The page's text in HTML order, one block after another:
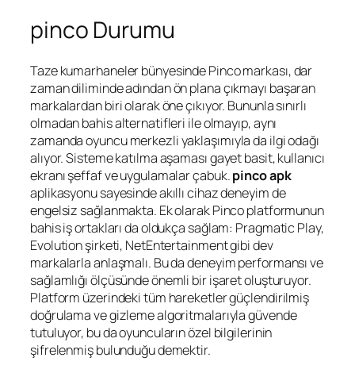
pinco Durumu
Taze kumarhaneler bünyesinde Pinco markası, dar
zaman diliminde adından ön plana çıkmayı başaran
markalardan biri olarak öne çıkıyor. Bununla sınırlı
olmadan bahis alternatifleri ile olmayıp, aynı
zamanda oyuncu merkezli yaklaşımıyla da ilgi odağı
alıyor. Sisteme katılma aşaması gayet basit, kullanıcı
ekranı şeffaf ve uygulamalar çabuk.pinco apk
aplikasyonu sayesinde akıllı cihaz deneyim de
engelsiz sağlanmakta. Ek olarak Pinco platformunun
bahis iş ortakları da oldukça sağlam: Pragmatic Play,
Evolution şirketi, NetEntertainment gibi dev
markalarla anlaşmalı. Bu da deneyim performansı ve
sağlamlığı ölçüsünde önemli bir işaret oluşturuyor.
Platform üzerindeki tüm hareketler güçlendirilmiş
doğrulama ve gizleme algoritmalarıyla güvende
tutuluyor, bu da oyuncuların özel bilgilerinin
şifrelenmiş bulunduğu demektir.